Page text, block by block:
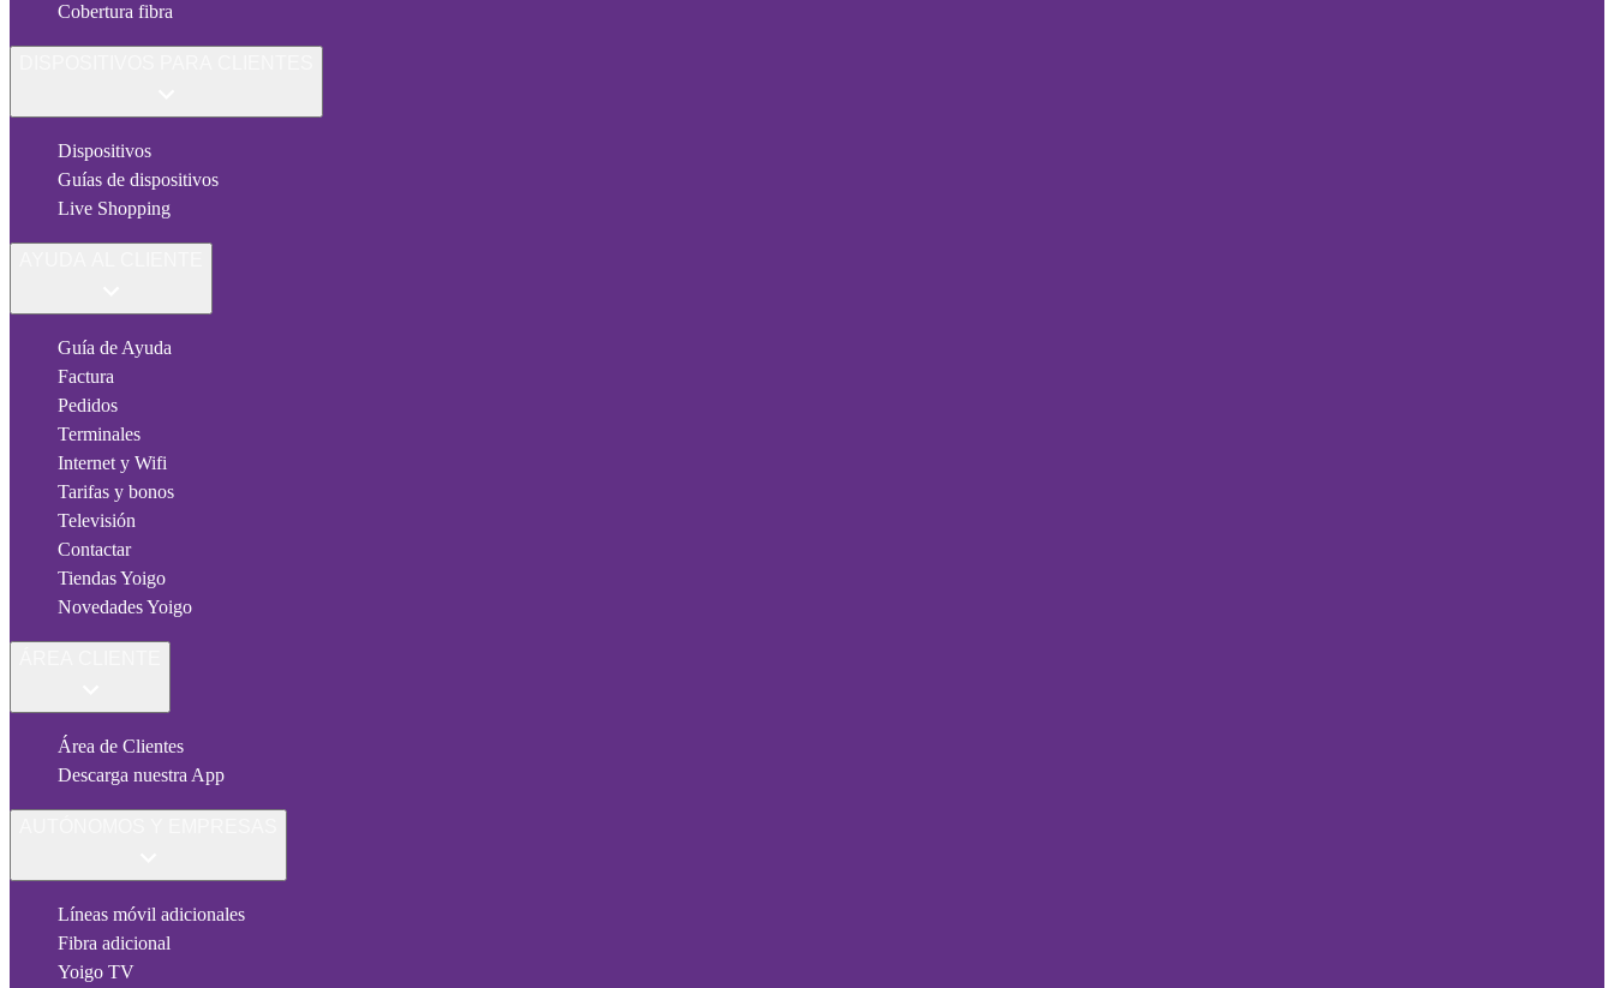
Cobertura fibra
Dispositivos
Guías de dispositivos
Live Shopping
Guía de Ayuda
Factura
Pedidos
Terminales
Internet y Wifi
Tarifas y bonos
Televisión
Contactar
Tiendas Yoigo
Novedades Yoigo
Área de Clientes
Descarga nuestra App
Líneas móvil adicionales
Fibra adicional
Yoigo TV